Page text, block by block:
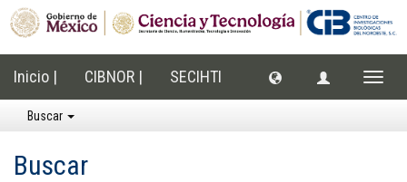
Inicio | CIBNOR | SECIHTI
Buscar
Buscar